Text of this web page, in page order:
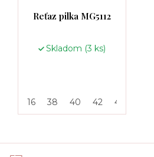
Reťaz pilka MG5112
Skladom (3 ks)
16 38 40 42 46